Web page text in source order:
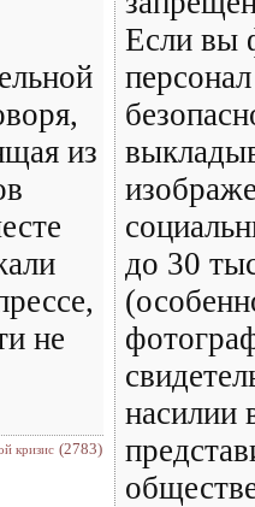
из
не
кризис (2783)
Если вы
до 30
насилии